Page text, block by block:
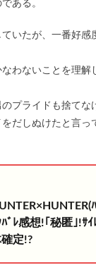
ある。
いたが、一番好感
わないことを理解
プライドも捨てな
だしぬけたと言っ
ﾊﾞﾚ感想!｢秘匿｣!ｻｲ
定!?